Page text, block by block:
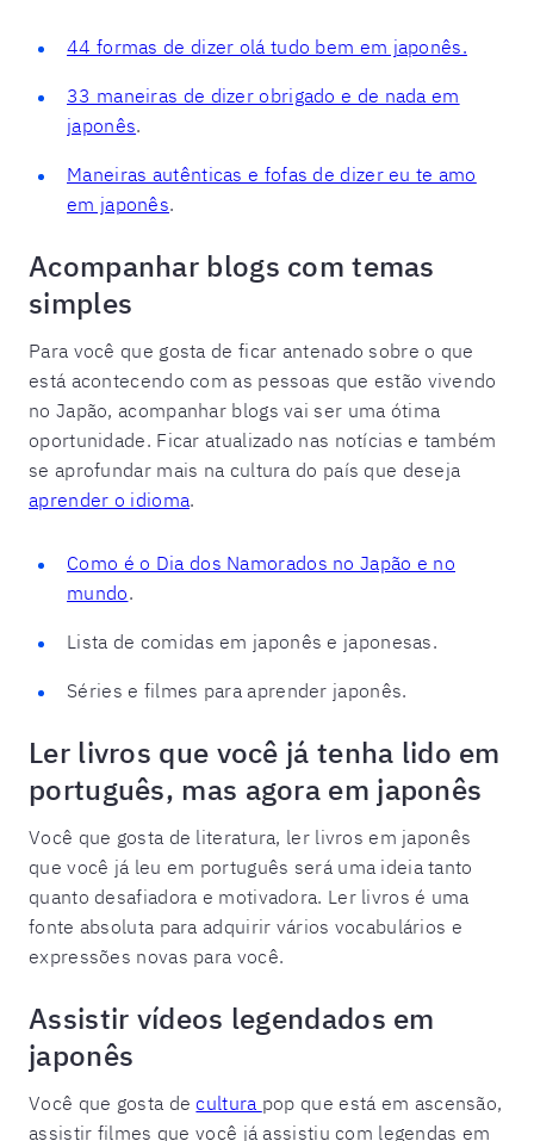
44 formas de dizer olá tudo bem em japonês.
33 maneiras de dizer obrigado e de nada em
japonês.
Maneiras autênticas e fofas de dizer eu te amo
em japonês.
Acompanhar blogs com temas
simples
Para você que gosta de ficar antenado sobre o que
está acontecendo com as pessoas que estão vivendo
no Japão, acompanhar blogs vai ser uma ótima
oportunidade. Ficar atualizado nas notícias e também
se aprofundar mais na cultura do país que deseja
aprender o idioma.
Como é o Dia dos Namorados no Japão e no
mundo.
Lista de comidas em japonês e japonesas.
Séries e filmes para aprender japonês.
Ler livros que você já tenha lido em
português, mas agora em japonês
Você que gosta de literatura, ler livros em japonês
que você já leu em português será uma ideia tanto
quanto desafiadora e motivadora. Ler livros é uma
fonte absoluta para adquirir vários vocabulários e
expressões novas para você.
Assistir vídeos legendados em
japonês
Você que gosta decultura pop que está em ascensão,
assistir filmes que você já assistiu com legendas em